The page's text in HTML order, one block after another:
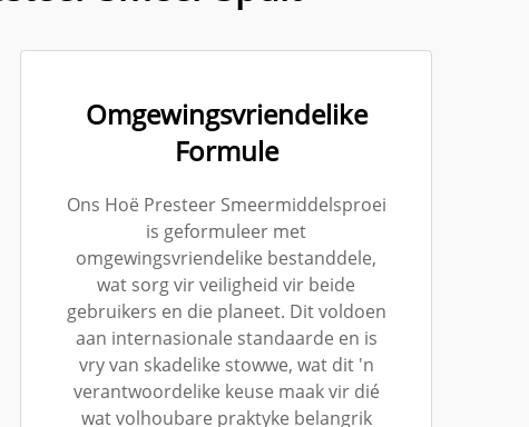
Omgewingsvriendelike
Formule
Ons Hoë Presteer Smeermiddelsproei
is geformuleer met
omgewingsvriendelike bestanddele,
wat sorg vir veiligheid vir beide
gebruikers en die planeet. Dit voldoen
aan internasionale standaarde en is
vry van skadelike stowwe, wat dit 'n
verantwoordelike keuse maak vir dié
wat volhoubare praktyke belangrik